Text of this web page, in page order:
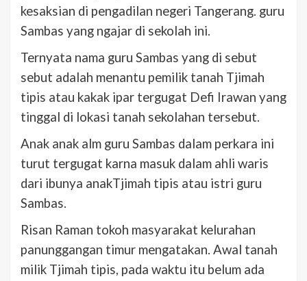
kesaksian di pengadilan negeri Tangerang. guru
Sambas yang ngajar di sekolah ini.
Ternyata nama guru Sambas yang di sebut
sebut adalah menantu pemilik tanah Tjimah
tipis atau kakak ipar tergugat Defi Irawan yang
tinggal di lokasi tanah sekolahan tersebut.
Anak anak alm guru Sambas dalam perkara ini
turut tergugat karna masuk dalam ahli waris
dari ibunya anakTjimah tipis atau istri guru
Sambas.
Risan Raman tokoh masyarakat kelurahan
panunggangan timur mengatakan. Awal tanah
milik Tjimah tipis, pada waktu itu belum ada